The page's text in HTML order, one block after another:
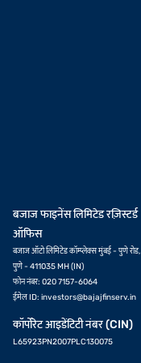
बजाज फाइनेंस लिमिटेड रज़िस्टर्ड
ऑफिस
बजाज ऑटो लिमिटेड कॉम्प्लेक्स मुंबई - पुणे रोड,
पुणे - 411035 MH (IN)
फोन नंबर: 020 7157-6064
ईमेल ID: investors@bajajfinserv.in
कॉर्पोरेट आइडेंटिटी नंबर (CIN)
L65923PN2007PLC130075